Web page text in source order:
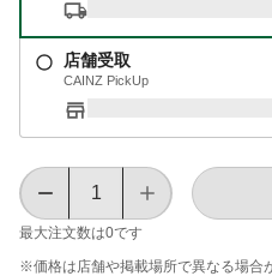
店舗受取
CAINZ PickUp
最大注文数は0です
※価格は​店舗や​掲載場所で​異なる​場合